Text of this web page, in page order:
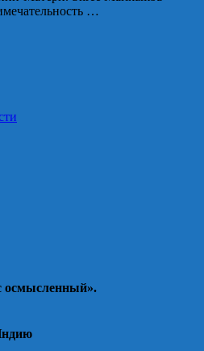
…
осмысленный».